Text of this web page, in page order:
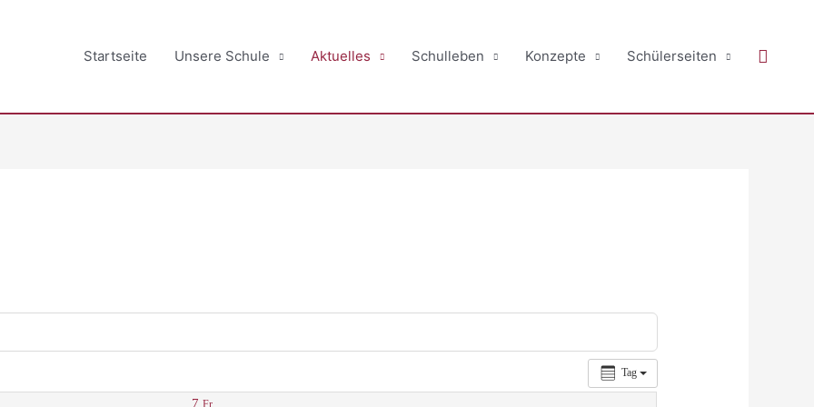
Startseite Unsere Schule Aktuelles Schulleben Konzepte Schülerseiten
Tag
7 Fr.